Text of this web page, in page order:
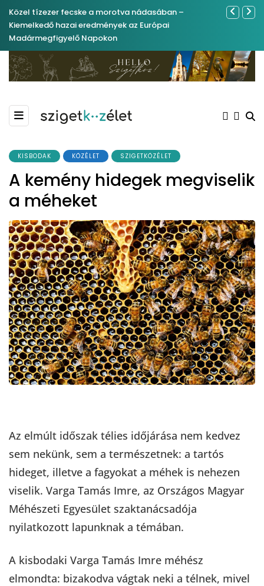
Közel tízezer fecske a morotva nádasában –
Kiemelkedő hazai eredmények az Európai
Madármegfigyelő Napokon
Ferenc
KISBODAK KÖZÉLET SZIGETKÖZÉLET
A kemény hidegek megviselik
a méheket
Az elmúlt időszak télies időjárása nem kedvez
sem nekünk, sem a természetnek: a tartós
hideget, illetve a fagyokat a méhek is nehezen
viselik. Varga Tamás Imre, az Országos Magyar
Méhészeti Egyesület szaktanácsadója
nyilatkozott lapunknak a témában.
A kisbodaki Varga Tamás Imre méhész
elmondta: bizakodva vágtak neki a télnek, mivel